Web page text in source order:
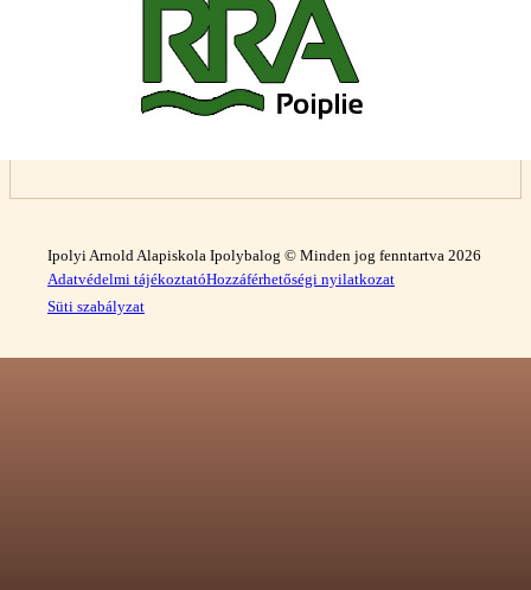
Ipolyi Arnold Alapiskola Ipolybalog © Minden jog fenntartva 2026
Adatvédelmi tájékoztatóHozzáférhetőségi nyilatkozat
Süti szabályzat